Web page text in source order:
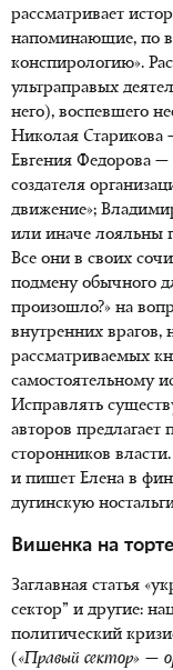
рассматривает
напоминающие, по
конспирологию».
ультраправых
него), воспевшего
Николая Старикова
Евгения Федорова —
создателя
движение»;
или иначе лояльны
Все они в своих
подмену обычного
произошло?» на
внутренних врагов,
рассматриваемых
самостоятельному
Исправлять
авторов предлагает
сторонников
и пишет Елена в
дугинскую
Вишенка на
Заглавная статья
сектор” и другие:
политический
( «Правый сектор» —